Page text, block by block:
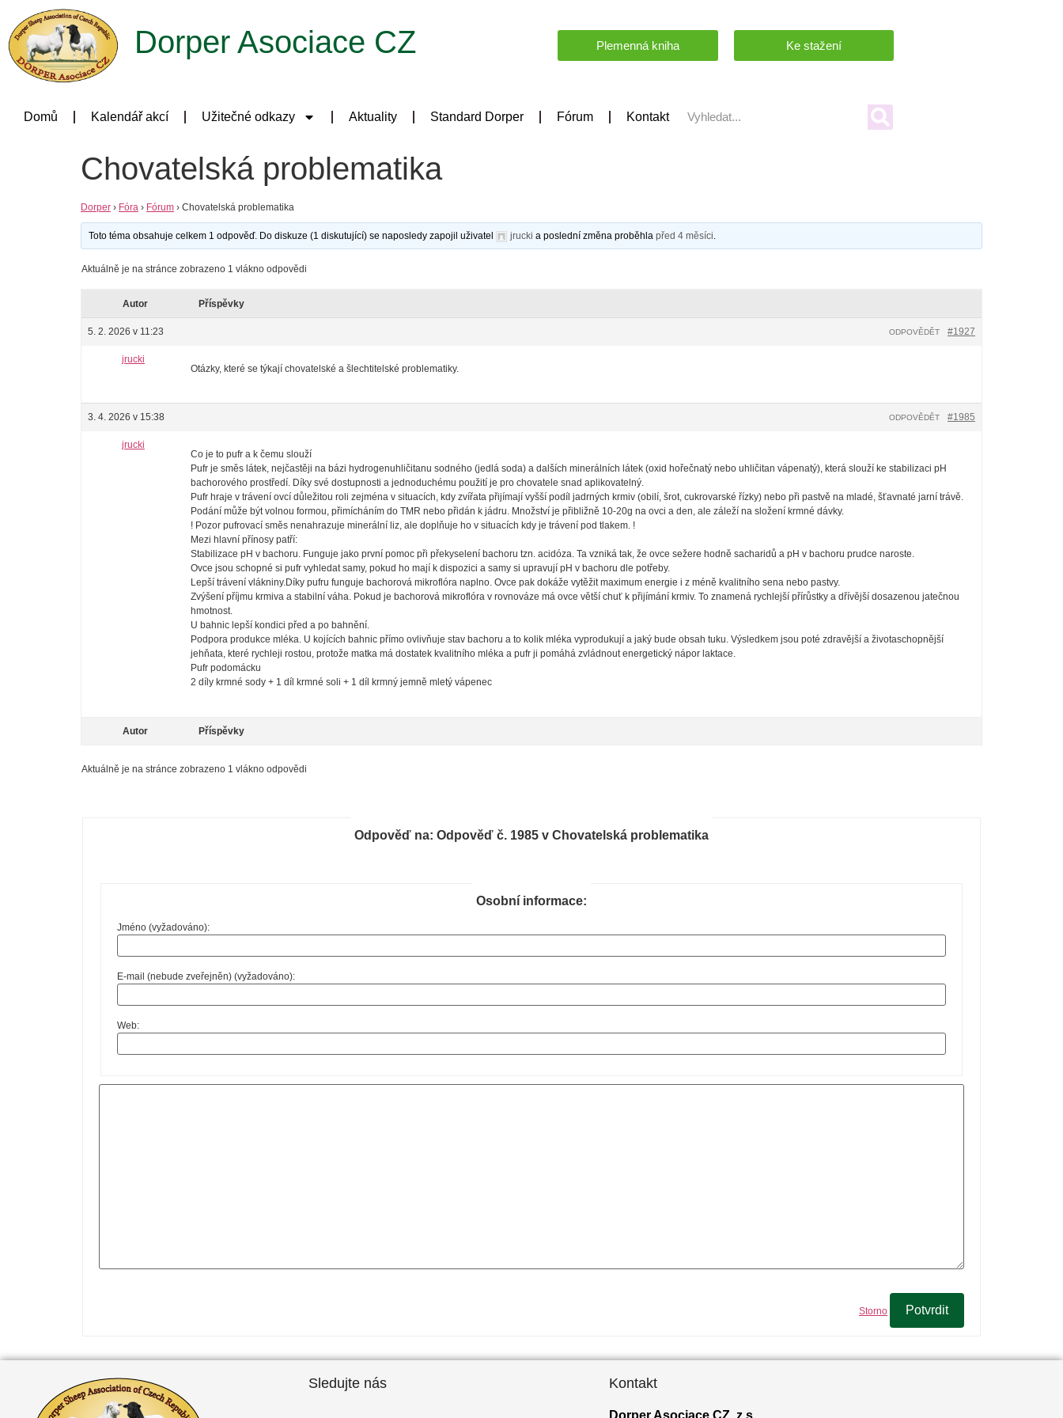
Dorper Asociace CZ Plemenná kniha Ke stažení
Domů Kalendář akcí Užitečné odkazy Aktuality Standard Dorper Fórum Kontakt
Chovatelská problematika
Dorper › Fóra › Fórum › Chovatelská problematika
Toto téma obsahuje celkem 1 odpověď. Do diskuze (1 diskutující) se naposledy zapojil uživatel jrucki a poslední změna proběhlapřed 4 měsíci.
Aktuálně je na stránce zobrazeno 1 vlákno odpovědi
Autor Příspěvky
5. 2. 2026 v 11:23 #1927
ODPOVĚDĚT
jrucki
Otázky, které se týkají chovatelské a šlechtitelské problematiky.
3. 4. 2026 v 15:38 #1985
ODPOVĚDĚT
jrucki
Co je to pufr a k čemu slouží
Pufr je směs látek, nejčastěji na bázi hydrogenuhličitanu sodného (jedlá soda) a dalších minerálních látek (oxid hořečnatý nebo uhličitan vápenatý), která slouží ke stabilizaci pH
bachorového prostředí. Díky své dostupnosti a jednoduchému použití je pro chovatele snad aplikovatelný.
Pufr hraje v trávení ovcí důležitou roli zejména v situacích, kdy zvířata přijímají vyšší podíl jadrných krmiv (obilí, šrot, cukrovarské řízky) nebo při pastvě na mladé, šťavnaté jarní trávě.
Podání může být volnou formou, přimícháním do TMR nebo přidán k jádru. Množství je přibližně 10-20g na ovci a den, ale záleží na složení krmné dávky.
! Pozor pufrovací směs nenahrazuje minerální liz, ale doplňuje ho v situacích kdy je trávení pod tlakem. !
Mezi hlavní přínosy patří:
Stabilizace pH v bachoru. Funguje jako první pomoc při překyselení bachoru tzn. acidóza. Ta vzniká tak, že ovce sežere hodně sacharidů a pH v bachoru prudce naroste.
Ovce jsou schopné si pufr vyhledat samy, pokud ho mají k dispozici a samy si upravují pH v bachoru dle potřeby.
Lepší trávení vlákniny.Díky pufru funguje bachorová mikroflóra naplno. Ovce pak dokáže vytěžit maximum energie i z méně kvalitního sena nebo pastvy.
Zvýšení příjmu krmiva a stabilní váha. Pokud je bachorová mikroflóra v rovnováze má ovce větší chuť k přijímání krmiv. To znamená rychlejší přírůstky a dřívější dosazenou jatečnou
hmotnost.
U bahnic lepší kondici před a po bahnění.
Podpora produkce mléka. U kojících bahnic přímo ovlivňuje stav bachoru a to kolik mléka vyprodukují a jaký bude obsah tuku. Výsledkem jsou poté zdravější a životaschopnější
jehňata, které rychleji rostou, protože matka má dostatek kvalitního mléka a pufr ji pomáhá zvládnout energetický nápor laktace.
Pufr podomácku
2 díly krmné sody + 1 díl krmné soli + 1 díl krmný jemně mletý vápenec
Autor Příspěvky
Aktuálně je na stránce zobrazeno 1 vlákno odpovědi
Odpověď na: Odpověď č. 1985 v Chovatelská problematika
Osobní informace:
Jméno (vyžadováno):
E-mail (nebude zveřejněn) (vyžadováno):
Web:
Storno Potvrdit
Sledujte nás Kontakt
Dorper Asociace CZ, z.s.